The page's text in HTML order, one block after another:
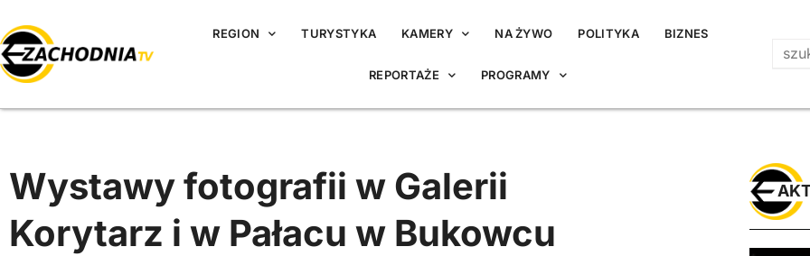
REGION TURYSTYKA KAMERY NA ŻYWO POLITYKA BIZNES
REPORTAŻE PROGRAMY
Wystawy fotografii w Galerii
Korytarz i w Pałacu w Bukowcu